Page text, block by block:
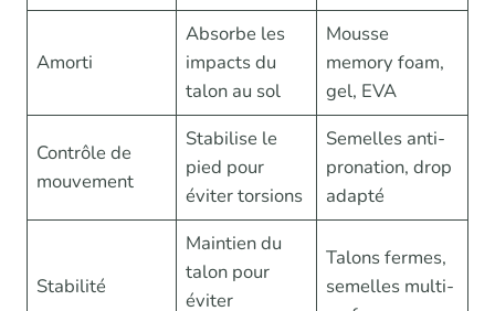
Amorti
Absorbe les
impacts du
talon au sol
Mousse
memory foam,
gel, EVA
Contrôle de
mouvement
Stabilise le
pied pour
éviter torsions
Semelles anti-
pronation, drop
adapté
Stabilité
Maintien du
talon pour
éviter
Talons fermes,
semelles multi-